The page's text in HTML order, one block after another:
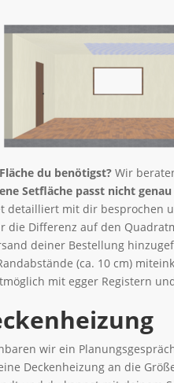
du benötigst? Wir
Setfläche passt nicht
detailliert mit dir besprochen
die Differenz auf den
deiner Bestellung
(ca. 10 cm)
mit egger Registern
wir ein
Deckenheizung an die